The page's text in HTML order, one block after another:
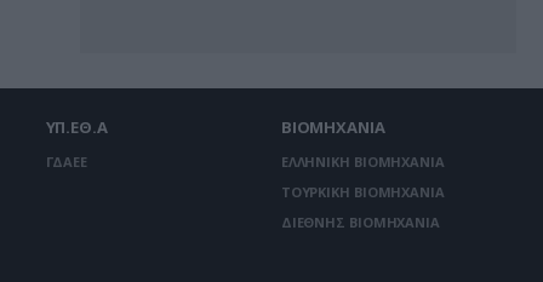
ΥΠ.ΕΘ.Α
ΓΔΑΕΕ
ΒΙΟΜΗΧΑΝΙΑ
ΕΛΛΗΝΙΚΗ ΒΙΟΜΗΧΑΝΙΑ
ΤΟΥΡΚΙΚΗ ΒΙΟΜΗΧΑΝΙΑ
ΔΙΕΘΝΗΣ ΒΙΟΜΗΧΑΝΙΑ